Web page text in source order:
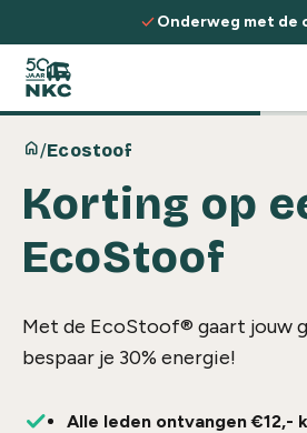
Spring naar de inhoud
checkOnderweg met de
home/Ecostoof
Korting op
EcoStoof
Met de EcoStoof® gaart jouw
bespaar je 30% energie!
Alle leden ontvangen €12,-